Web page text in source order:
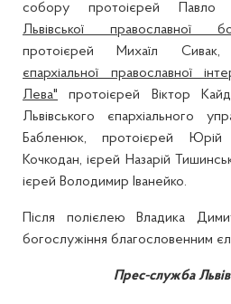
собору протоієрей Павло
Львівської православної
протоієрей Михаїл
єпархіальної православної
Лева" протоієрей Віктор
Львівського єпархіального
Бабленюк, протоієрей
Кочкодан, ієрей Назарій
ієрей Володимир Іванейко.
Після полієлею Владика
богослужіння благословенним
Прес-служба